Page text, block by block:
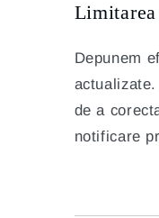
Depunem
de a
notificare